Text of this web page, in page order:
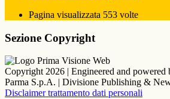
Pagina visualizzata 553 volte
Sezione Copyright
Copyright 2026 | Engineered and powered
Parma S.p.A. | Divisione Publishing &
Disclaimer trattamento dati personali